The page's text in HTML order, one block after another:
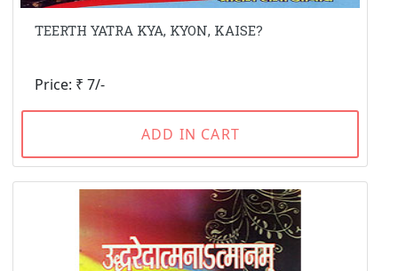
TEERTH YATRA KYA, KYON, KAISE?
Price: ₹ 7/-
ADD IN CART